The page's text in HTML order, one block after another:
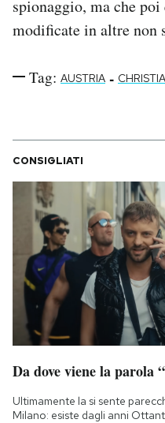
Regala il Post
Hai bisogno di aiuto?
spionaggio, ma che poi
modificate in altre non
Tag: AUSTRIA -
CONSIGLIATI
Da dove viene la parola
Ultimamente la si sente
Milano: esiste dagli anni